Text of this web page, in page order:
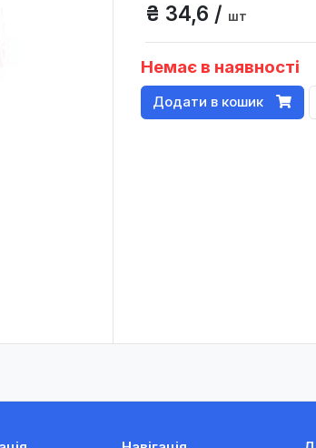
₴ 34,6 / шт
Немає в наявності
Додати в кошик